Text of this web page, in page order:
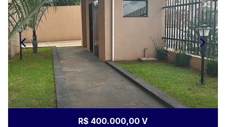
R$ 400.000,00 V